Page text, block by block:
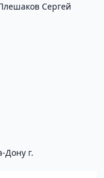
Сергей
Дону г.